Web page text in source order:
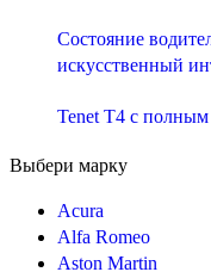
Состояние
искусственный
Tenet T4 с
Выбери марку
Acura
Alfa Romeo
Aston Martin